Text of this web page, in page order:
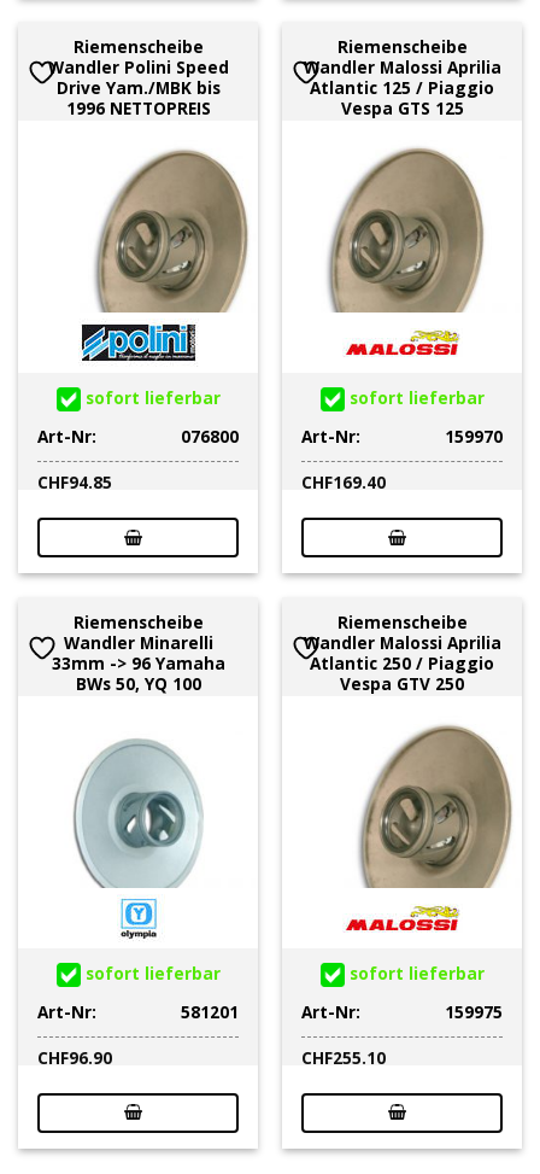
Riemenscheibe
Wandler Polini Speed
Drive Yam./MBK bis
1996 NETTOPREIS
sofort lieferbar
Art-Nr:
076800
CHF94.85
Riemenscheibe
Wandler Malossi Aprilia
Atlantic 125 / Piaggio
Vespa GTS 125
sofort lieferbar
Art-Nr:
159970
CHF169.40
Riemenscheibe
Wandler Minarelli
33mm -> 96 Yamaha
BWs 50, YQ 100
sofort lieferbar
Art-Nr:
581201
CHF96.90
Riemenscheibe
Wandler Malossi Aprilia
Atlantic 250 / Piaggio
Vespa GTV 250
sofort lieferbar
Art-Nr:
159975
CHF255.10